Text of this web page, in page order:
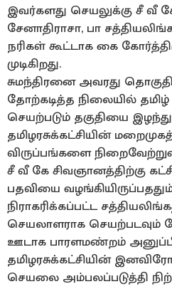
இவர்களது செயலுக்கு சீ வீ
சேனாதிராசா, பா
நரிகள் கூட்டாக கை
முடிகிறது.
சுமந்திரனை அவரது தொகுதி
தோற்கடித்த நிலையில்
செயற்படும் தகுதியை
தமிழரசுக்கட்சியின்
விருப்பங்களை
சீ வீ கே சிவஞானத்திற்கு
பதவியை
நிராகரிக்கப்பட்ட
செயலாளராக செயற்படவும்
ஊடாக பாரளமண்றம்
தமிழரசுக்கட்சியின்
செயலை அம்பலப்படுத்தி